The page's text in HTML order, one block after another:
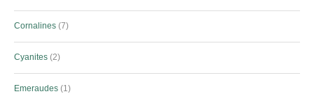
Cornalines 7
Cyanites 2
Emeraudes 1